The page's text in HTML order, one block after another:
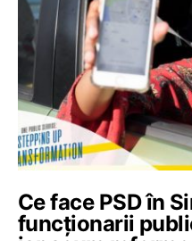
Ce face PSD în
funcționarii